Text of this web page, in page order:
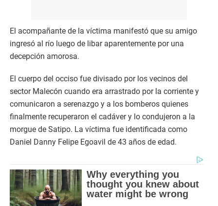
El acompañante de la víctima manifestó que su amigo
ingresó al río luego de libar aparentemente por una
decepción amorosa.
El cuerpo del occiso fue divisado por los vecinos del
sector Malecón cuando era arrastrado por la corriente y
comunicaron a serenazgo y a los bomberos quienes
finalmente recuperaron el cadáver y lo condujeron a la
morgue de Satipo. La víctima fue identificada como
Daniel Danny Felipe Egoavil de 43 años de edad.